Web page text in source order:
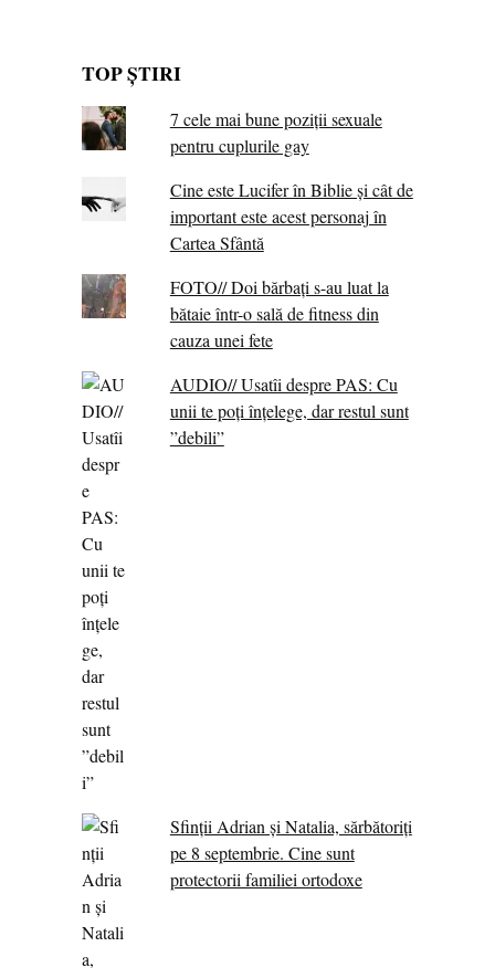
TOP ȘTIRI
7 cele mai bune poziții sexuale
pentru cuplurile gay
Cine este Lucifer în Biblie și cât de
important este acest personaj în
Cartea Sfântă
FOTO// Doi bărbați s-au luat la
bătaie într-o sală de fitness din
cauza unei fete
AUDIO// Usatîi despre PAS: Cu
unii te poți înțelege, dar restul sunt
”debili”
Sfinții Adrian și Natalia, sărbătoriți
pe 8 septembrie. Cine sunt
protectorii familiei ortodoxe